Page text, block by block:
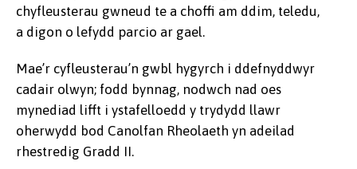
chyfleusterau gwneud te a choffi am ddim, teledu,
a digon o lefydd parcio ar gael.
Mae’r cyfleusterau’n gwbl hygyrch i ddefnyddwyr
cadair olwyn; fodd bynnag, nodwch nad oes
mynediad lifft i ystafelloedd y trydydd llawr
oherwydd bod Canolfan Rheolaeth yn adeilad
rhestredig Gradd II.